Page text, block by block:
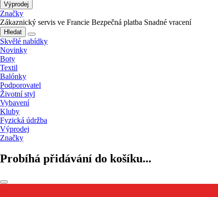
Výprodej
Značky
Zákaznický servis ve Francie Bezpečná platba Snadné vracení
Hledat
Skvělé nabídky
Novinky
Boty
Textil
Balónky
Podporovatel
Životní styl
Vybavení
Kluby
Fyzická údržba
Výprodej
Značky
Probíhá přidávání do košíku...